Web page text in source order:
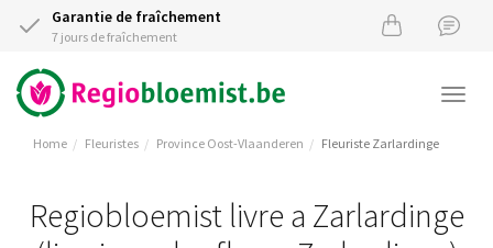
Garantie de fraîchement
7 jours de fraîchement
Home Fleuristes Province Oost-Vlaanderen Fleuriste Zarlardinge
Regiobloemist livre a Zarlardinge